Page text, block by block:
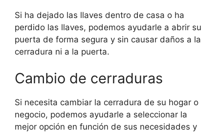
Si ha dejado las llaves dentro de casa o ha
perdido las llaves, podemos ayudarle a abrir su
puerta de forma segura y sin causar daños a la
cerradura ni a la puerta.
Cambio de cerraduras
Si necesita cambiar la cerradura de su hogar o
negocio, podemos ayudarle a seleccionar la
mejor opción en función de sus necesidades y